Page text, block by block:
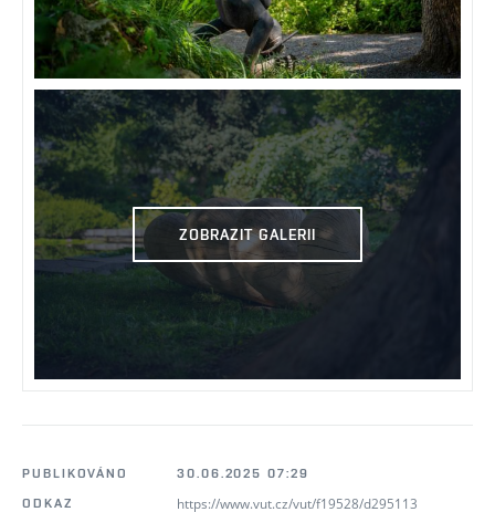
ZOBRAZIT GALERII
PUBLIKOVÁNO
30.06.2025 07:29
ODKAZ
https://www.vut.cz/vut/f19528/d295113